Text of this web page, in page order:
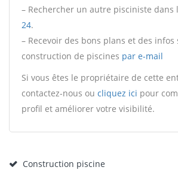
– Rechercher un autre pisciniste dans
24.
– Recevoir des bons plans et des infos
construction de piscines par e-mail
Si vous êtes le propriétaire de cette
contactez-nous ou cliquez ici pour
profil et améliorer votre visibilité.
Construction piscine